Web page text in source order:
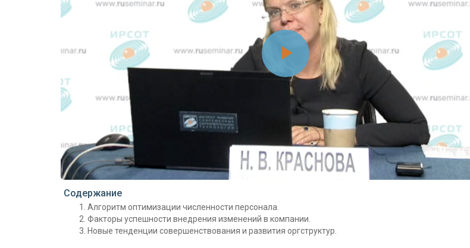
Воспроизвести
видео
Содержание
Алгоритм оптимизации численности персонала.
Факторы успешности внедрения изменений в компании.
Новые тенденции совершенствования и развития оргструктур.